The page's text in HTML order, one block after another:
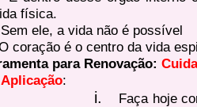
física.
Sem ele, a vida não é possível
coração é o centro da vida
para Renovação:
Aplicação:
i.
Faça hoje